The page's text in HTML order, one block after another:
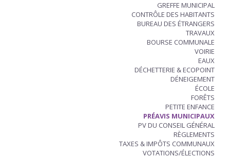
GREFFE MUNICIPAL
CONTRÔLE DES HABITANTS
BUREAU DES ÉTRANGERS
TRAVAUX
BOURSE COMMUNALE
VOIRIE
EAUX
DÉCHETTERIE & ECOPOINT
DÉNEIGEMENT
ÉCOLE
FORÊTS
PETITE ENFANCE
PRÉAVIS MUNICIPAUX
PV DU CONSEIL GÉNÉRAL
RÈGLEMENTS
TAXES & IMPÔTS COMMUNAUX
VOTATIONS/ÉLECTIONS